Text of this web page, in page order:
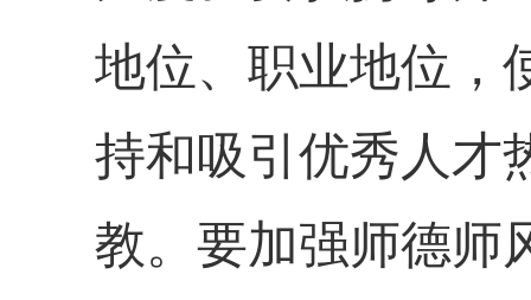
地位、职业地位，
持和吸引优秀人才
教。要加强师德师